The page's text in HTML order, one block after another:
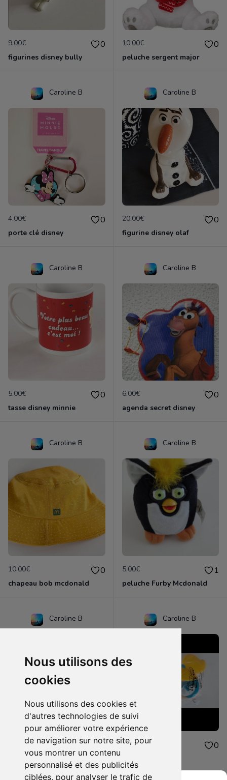
Nous utilisons des
cookies
Nous utilisons des cookies et
d'autres technologies de suivi
pour améliorer votre expérience
de navigation sur notre site, pour
vous montrer un contenu
personnalisé et des publicités
ciblées, pour analyser le trafic de
9.00€ 0
figurines disney bully
10.00€ 0
peluche sergent major
Caroline B
4.00€ 0
porte clé disney
Caroline B
20.00€ 0
figurine disney olaf
Caroline B
5.00€ 0
tasse disney minnie
Caroline B
6.00€ 0
agenda secret disney
Caroline B
10.00€ 0
chapeau bob mcdonald
Caroline B
5.00€ 1
peluche Furby Mcdonald
Caroline B
4.00€ 0
peluche mcdonald
Caroline B
4.00€ 0